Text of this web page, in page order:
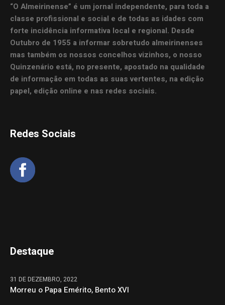
“O Almeirinense” é um jornal independente, para toda a
classe profissional e social e de todas as idades com
forte incidência informativa local e regional. Desde
Outubro de 1955 a informar sobretudo almeirinenses
mas também os nossos concelhos vizinhos, o nosso
Quinzenário está, no presente, apostado na qualidade
de informação em todas as suas vertentes, na edição
papel, edição online e nas redes sociais.
Redes Sociais
Destaque
31 DE DEZEMBRO, 2022
Morreu o Papa Emérito, Bento XVI